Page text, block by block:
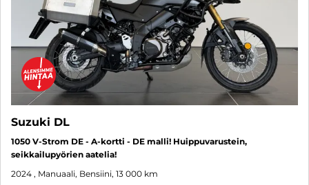
Suzuki DL
1050 V-Strom DE - A-kortti - DE malli! Huippuvarustein,
seikkailupyörien aatelia!
2024 , Manuaali, Bensiini, 13 000 km